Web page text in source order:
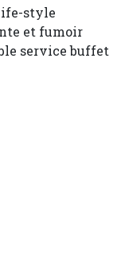
style
et fumoir
service buffet